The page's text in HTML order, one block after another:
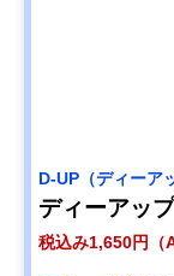
D-UP（ディーア
ディーアッ
税込み1,650円（